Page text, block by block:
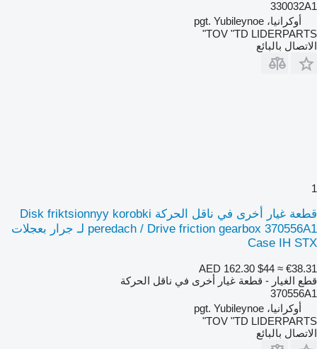
330032A1
أوكرانيا، pgt. Yubileynoe
TOV "TD LIDERPARTS"
الاتصال بالبائع
1
قطعة غيار أخرى في ناقل الحركة Disk friktsionnyy korobki
peredach / Drive friction gearbox 370556A1 لـ جرار بعجلات
Case IH STX
AED 162.30 $44 ≈ €38.31
قطع الغيار - قطعة غيار أخرى في ناقل الحركة
370556A1
أوكرانيا، pgt. Yubileynoe
TOV "TD LIDERPARTS"
الاتصال بالبائع